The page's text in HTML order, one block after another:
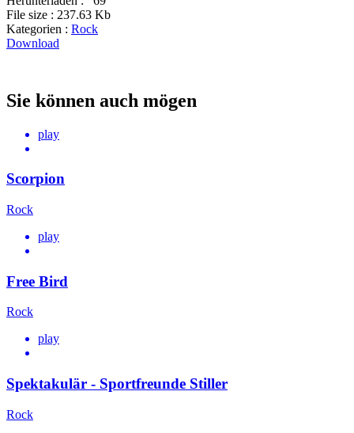
File size : 237.63 Kb
Kategorien : Rock
Download
Sie können auch mögen
play
Scorpion
Rock
play
Free Bird
Rock
play
Spektakulär - Sportfreunde Stiller
Rock